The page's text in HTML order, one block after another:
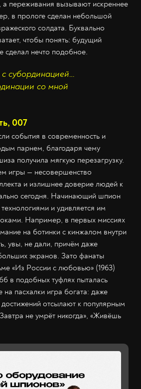
а переживания вызывают искреннее
в прологе сделан небольшой
солдата. Буквально
чтобы понять: будущий
сделал нечто подобное.
субординацией…
со мной
007
события в современность и
парнем, благодаря чему
получила мягкую перезагрузку.
игры — несовершенство
и излишнее доверие людей к
сегодня. Начинающий шпион
и удивляется им
Например, в первых миссиях
на ботинки с кинжалом внутри
увы, не дали, причём даже
экранов. Зато фанаты
«Из России с любовью» (1963)
в подобных туфлях пыталась
пасхалки игра богата: даже
отсылают к популярным
не умрёт никогда», «Живёшь